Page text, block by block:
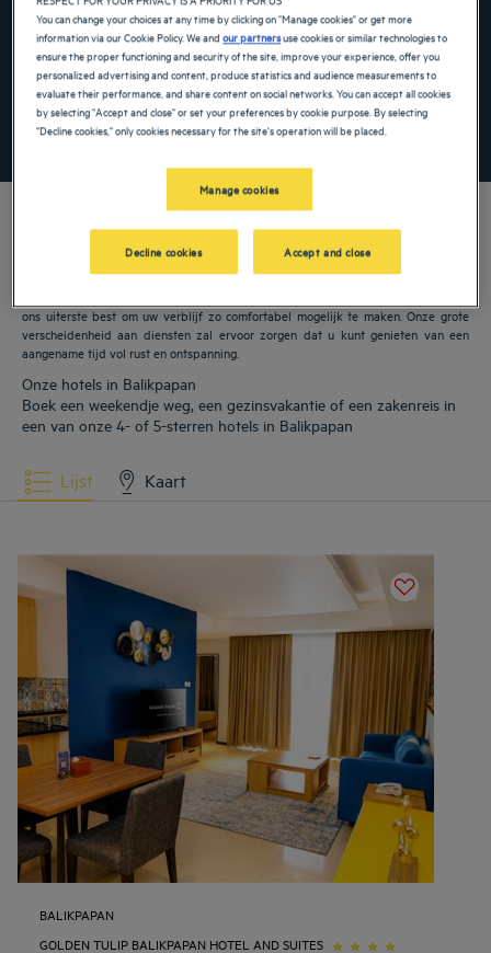
ZOEK EEN HOTEL
Voeg kortingscode toe
Onze Golden Tulip hotels verwelkomen u in Balikpapan. Restaurants,
ons uiterste best om uw verblijf zo comfortabel mogelijk te maken. Onze grote
verscheidenheid aan diensten zal ervoor zorgen dat u kunt genieten van een
aangename tijd vol rust en ontspanning.
Onze hotels in Balikpapan
Boek een weekendje weg, een gezinsvakantie of een zakenreis in
een van onze 4- of 5-sterren hotels in Balikpapan
Lijst Kaart
BALIKPAPAN
GOLDEN TULIP BALIKPAPAN HOTEL AND SUITES
You can change your choices at any time by clicking on "Manage cookies" or get more
information via our Cookie Policy. We andour partnersuse cookies or similar technologies to
ensure the proper functioning and security of the site, improve your experience, offer you
personalized advertising and content, produce statistics and audience measurements to
evaluate their performance, and share content on social networks. You can accept all cookies
by selecting "Accept and close" or set your preferences by cookie purpose. By selecting
"Decline cookies," only cookies necessary for the site's operation will be placed.
Manage cookies
Decline cookies Accept and close